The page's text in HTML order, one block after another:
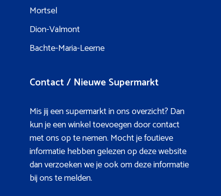
Mortsel
Dion-Valmont
Bachte-Maria-Leerne
Contact / Nieuwe Supermarkt
Mis jij een supermarkt in ons overzicht? Dan
kun je een winkel toevoegen door contact
met ons op te nemen. Mocht je foutieve
informatie hebben gelezen op deze website
dan verzoeken we je ook om deze informatie
bij ons te melden.